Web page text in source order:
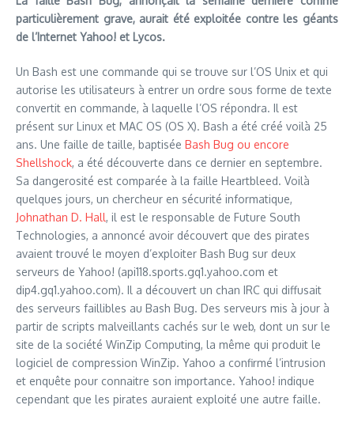
particulièrement grave, aurait été exploitée contre les géants
de l’Internet Yahoo! et Lycos.
Un Bash est une commande qui se trouve sur l’OS Unix et qui
autorise les utilisateurs à entrer un ordre sous forme de texte
convertit en commande, à laquelle l’OS répondra. Il est
présent sur Linux et MAC OS (OS X). Bash a été créé voilà 25
ans. Une faille de taille, baptisée Bash Bug ou encore
Shellshock, a été découverte dans ce dernier en septembre.
Sa dangerosité est comparée à la faille Heartbleed. Voilà
quelques jours, un chercheur en sécurité informatique,
Johnathan D. Hall, il est le responsable de Future South
Technologies, a annoncé avoir découvert que des pirates
avaient trouvé le moyen d’exploiter Bash Bug sur deux
serveurs de Yahoo! (api118.sports.gq1.yahoo.com et
dip4.gq1.yahoo.com). Il a découvert un chan IRC qui diffusait
des serveurs faillibles au Bash Bug. Des serveurs mis à jour à
partir de scripts malveillants cachés sur le web, dont un sur le
site de la société WinZip Computing, la même qui produit le
logiciel de compression WinZip. Yahoo a confirmé l’intrusion
et enquête pour connaitre son importance. Yahoo! indique
cependant que les pirates auraient exploité une autre faille.